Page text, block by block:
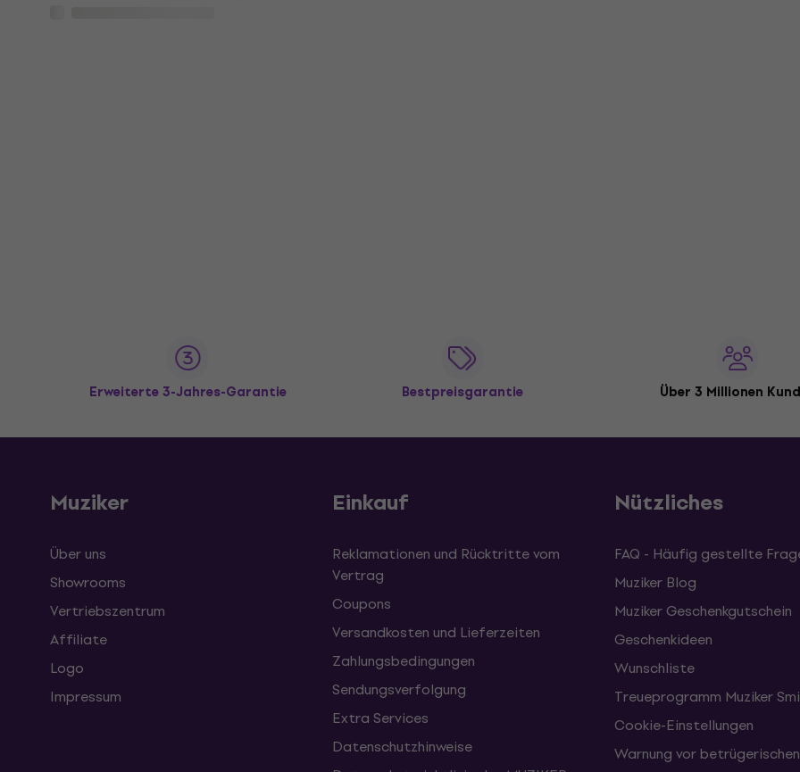
Erweiterte 3-Jahres-Garantie Bestpreisgarantie Über 3 Millionen
Muziker
Über uns
Showrooms
Vertriebszentrum
Affiliate
Logo
Impressum
Einkauf
Reklamationen und Rücktritte vom
Vertrag
Coupons
Versandkosten und Lieferzeiten
Zahlungsbedingungen
Sendungsverfolgung
Extra Services
Datenschutzhinweise
Nützliches
FAQ - Häufig gestellte
Muziker Blog
Muziker Geschenkgutschein
Geschenkideen
Wunschliste
Treueprogramm Muziker
Cookie-Einstellungen
Warnung vor